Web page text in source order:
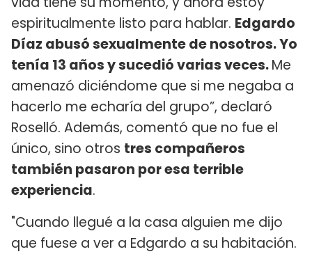
espiritualmente listo para hablar. Edgardo
Díaz abusó sexualmente de nosotros. Yo
tenía 13 años y sucedió varias veces.Me
amenazó diciéndome que si me negaba a
hacerlo me echaría del grupo”, declaró
Roselló. Además, comentó que no fue el
único, sino otros tres compañeros
también pasaron por esa terrible
experiencia.
"Cuando llegué a la casa alguien me dijo
que fuese a ver a Edgardo a su habitación.